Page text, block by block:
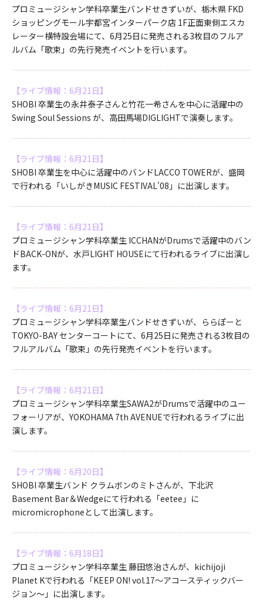
プロミュージシャン学科卒業生バンドせきずいが、栃木県 FKD
ショッピングモール宇都宮インターパーク店 1F正面東側エスカ
レーター横特設会場にて、6月25日に発売される3枚目のフルア
ルバム「歌束」の先行発売イベントを行います。
【ライブ情報：6月21日】
SHOBI 卒業生の永井泰子さんと竹花一希さんを中心に活躍中の
Swing Soul Sessions が、高田馬場DIGLIGHTで演奏します。
【ライブ情報：6月21日】
SHOBI 卒業生を中心に活躍中のバンドLACCO TOWERが、盛岡
で行われる「いしがきMUSIC FESTIVAL'08」に出演します。
【ライブ情報：6月21日】
プロミュージシャン学科卒業生 ICCHANがDrumsで活躍中のバン
ドBACK-ONが、水戸LIGHT HOUSEにて行われるライブに出演し
ます。
【ライブ情報：6月21日】
プロミュージシャン学科卒業生バンドせきずいが、ららぽーと
TOKYO-BAY センターコートにて、6月25日に発売される3枚目の
フルアルバム「歌束」の先行発売イベントを行います。
【ライブ情報：6月21日】
プロミュージシャン学科卒業生SAWA2がDrumsで活躍中のユー
フォーリアが、YOKOHAMA 7th AVENUEで行われるライブに出
演します。
【ライブ情報：6月20日】
SHOBI 卒業生バンド クラムボンのミトさんが、下北沢
Basement Bar＆Wedgeにて行われる「eetee」に
micromicrophoneとして出演します。
【ライブ情報：6月18日】
プロミュージシャン学科卒業生 藤田悠治さんが、kichijoji
Planet Kで行われる「KEEP ON! vol.17～アコースティックバー
ジョン～」に出演します。